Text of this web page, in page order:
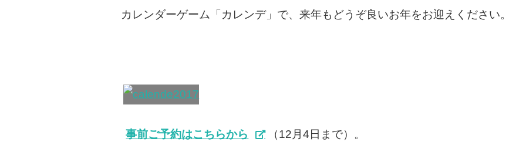
カレンダーゲーム「カレンデ」で、来年もどうぞ良いお年をお迎えください。
事前ご予約はこちらから （12月4日まで）。